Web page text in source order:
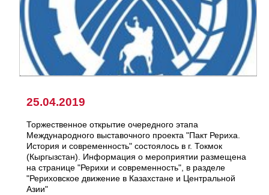
25.04.2019
Торжественное открытие очередного этапа
Международного выставочного проекта "Пакт Рериха.
История и современность" состоялось в г. Токмок
(Кыргызстан). Информация о мероприятии размещена
на странице "Рерихи и современность", в разделе
"Рериховское движение в Казахстане и Центральной
Азии"